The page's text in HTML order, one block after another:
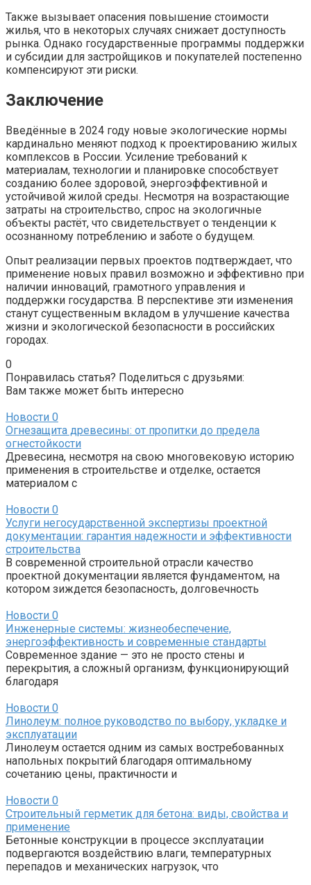
Также вызывает опасения повышение стоимости
жилья, что в некоторых случаях снижает доступность
рынка. Однако государственные программы поддержки
и субсидии для застройщиков и покупателей постепенно
компенсируют эти риски.
Заключение
Введённые в 2024 году новые экологические нормы
кардинально меняют подход к проектированию жилых
комплексов в России. Усиление требований к
материалам, технологии и планировке способствует
созданию более здоровой, энергоэффективной и
устойчивой жилой среды. Несмотря на возрастающие
затраты на строительство, спрос на экологичные
объекты растёт, что свидетельствует о тенденции к
осознанному потреблению и заботе о будущем.
Опыт реализации первых проектов подтверждает, что
применение новых правил возможно и эффективно при
наличии инноваций, грамотного управления и
поддержки государства. В перспективе эти изменения
станут существенным вкладом в улучшение качества
жизни и экологической безопасности в российских
городах.
0
Понравилась статья? Поделиться с друзьями:
Вам также может быть интересно
Новости 0
Огнезащита древесины: от пропитки до предела
огнестойкости
Древесина, несмотря на свою многовековую историю
применения в строительстве и отделке, остается
материалом с
Новости 0
Услуги негосударственной экспертизы проектной
документации: гарантия надежности и эффективности
строительства
В современной строительной отрасли качество
проектной документации является фундаментом, на
котором зиждется безопасность, долговечность
Новости 0
Инженерные системы: жизнеобеспечение,
энергоэффективность и современные стандарты
Современное здание — это не просто стены и
перекрытия, а сложный организм, функционирующий
благодаря
Новости 0
Линолеум: полное руководство по выбору, укладке и
эксплуатации
Линолеум остается одним из самых востребованных
напольных покрытий благодаря оптимальному
сочетанию цены, практичности и
Новости 0
Строительный герметик для бетона: виды, свойства и
применение
Бетонные конструкции в процессе эксплуатации
подвергаются воздействию влаги, температурных
перепадов и механических нагрузок, что